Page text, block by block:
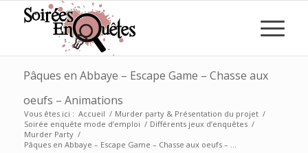
Pâques en Abbaye – Escape Game – Chasse aux
oeufs – Animations
Vous êtes ici : Accueil / Murder party & Présentation du projet /
Soirée enquête mode d’emploi / Différents jeux d’enquêtes /
Murder Party /
Pâques en Abbaye – Escape Game – Chasse aux oeufs – ...